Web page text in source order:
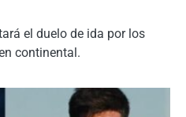
el duelo de ida por los
continental.